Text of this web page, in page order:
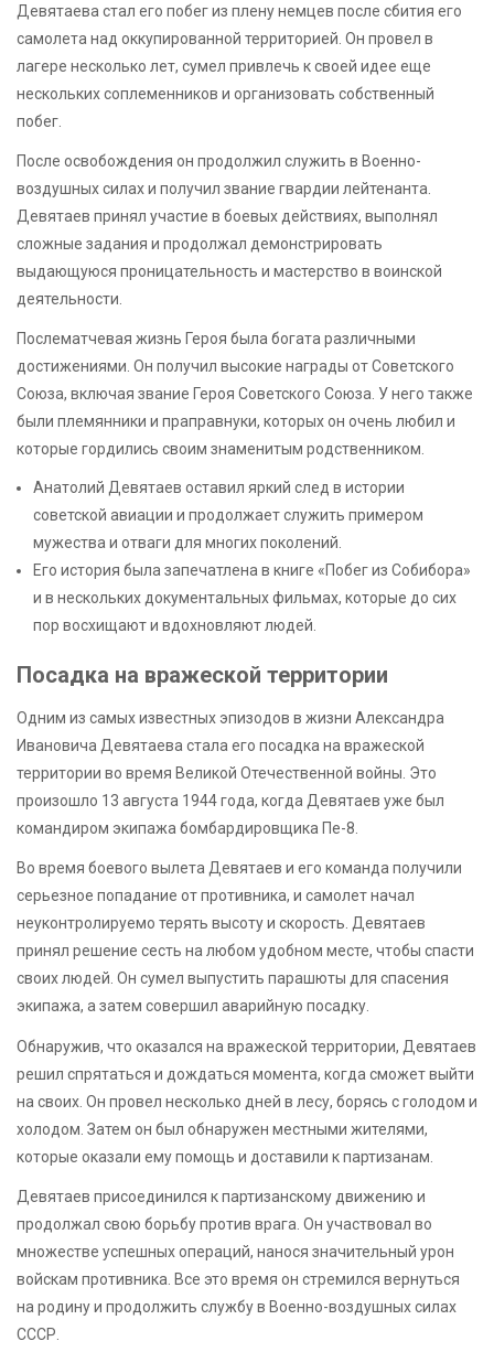
Девятаева стал его побег из плену немцев после сбития его
самолета над оккупированной территорией. Он провел в
лагере несколько лет, сумел привлечь к своей идее еще
нескольких соплеменников и организовать собственный
побег.
После освобождения он продолжил служить в Военно-
воздушных силах и получил звание гвардии лейтенанта.
Девятаев принял участие в боевых действиях, выполнял
сложные задания и продолжал демонстрировать
выдающуюся проницательность и мастерство в воинской
деятельности.
Послематчевая жизнь Героя была богата различными
достижениями. Он получил высокие награды от Советского
Союза, включая звание Героя Советского Союза. У него также
были племянники и праправнуки, которых он очень любил и
которые гордились своим знаменитым родственником.
Анатолий Девятаев оставил яркий след в истории
советской авиации и продолжает служить примером
мужества и отваги для многих поколений.
Его история была запечатлена в книге «Побег из Собибора»
и в нескольких документальных фильмах, которые до сих
пор восхищают и вдохновляют людей.
Посадка на вражеской территории
Одним из самых известных эпизодов в жизни Александра
Ивановича Девятаева стала его посадка на вражеской
территории во время Великой Отечественной войны. Это
произошло 13 августа 1944 года, когда Девятаев уже был
командиром экипажа бомбардировщика Пе-8.
Во время боевого вылета Девятаев и его команда получили
серьезное попадание от противника, и самолет начал
неуконтролируемо терять высоту и скорость. Девятаев
принял решение сесть на любом удобном месте, чтобы спасти
своих людей. Он сумел выпустить парашюты для спасения
экипажа, а затем совершил аварийную посадку.
Обнаружив, что оказался на вражеской территории, Девятаев
решил спрятаться и дождаться момента, когда сможет выйти
на своих. Он провел несколько дней в лесу, борясь с голодом и
холодом. Затем он был обнаружен местными жителями,
которые оказали ему помощь и доставили к партизанам.
Девятаев присоединился к партизанскому движению и
продолжал свою борьбу против врага. Он участвовал во
множестве успешных операций, нанося значительный урон
войскам противника. Все это время он стремился вернуться
на родину и продолжить службу в Военно-воздушных силах
СССР.